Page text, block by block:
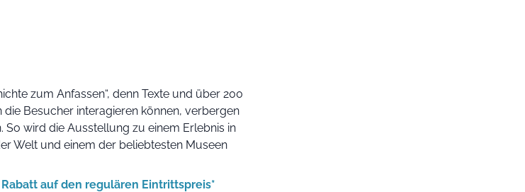
zum Anfassen“, denn Texte und über 200
Besucher interagieren können, verbergen
So wird die Ausstellung zu einem Erlebnis in
Welt und einem der beliebtesten Museen
Rabatt auf den regulären Eintrittspreis*